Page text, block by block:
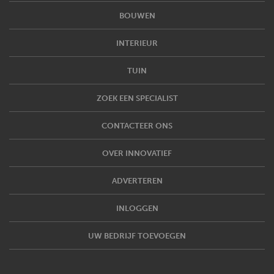
BOUWEN
INTERIEUR
TUIN
ZOEK EEN SPECIALIST
CONTACTEER ONS
OVER INNOVATIEF
ADVERTEREN
INLOGGEN
UW BEDRIJF TOEVOEGEN